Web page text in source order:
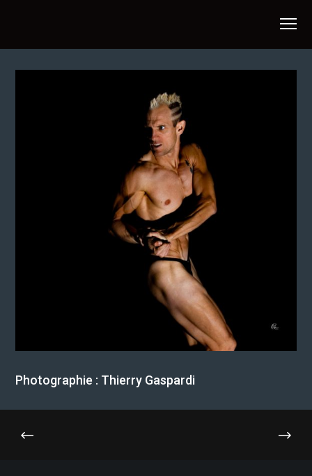
Photographie : Thierry Gaspardi